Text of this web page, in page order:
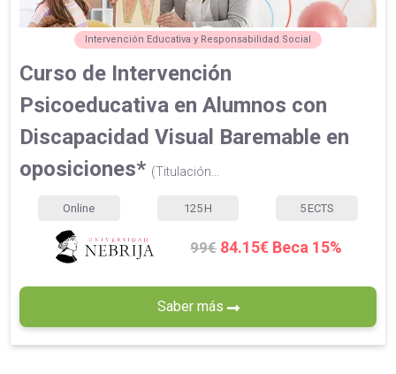
Intervención Educativa y Responsabilidad Social
Curso de Intervención
Psicoeducativa en Alumnos con
Discapacidad Visual Baremable en
oposiciones* (Titulación...
Online 125 H 5 ECTS
99€ 84.15€ Beca 15%
Saber más